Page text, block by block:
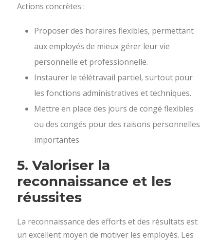
Actions concrètes :
Proposer des horaires flexibles, permettant
aux employés de mieux gérer leur vie
personnelle et professionnelle.
Instaurer le télétravail partiel, surtout pour
les fonctions administratives et techniques.
Mettre en place des jours de congé flexibles
ou des congés pour des raisons personnelles
importantes.
5. Valoriser la
reconnaissance et les
réussites
La reconnaissance des efforts et des résultats est
un excellent moyen de motiver les employés. Les